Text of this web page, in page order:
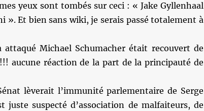
yeux sont tombés sur ceci : « Jake Gyllenhaal
». Et bien sans wiki, je serais passé totalement à
Michael Schumacher était recouvert de
aucune réaction de la part de la principauté de
lèverait l’immunité parlementaire de Serge
juste suspecté d’association de malfaiteurs, de